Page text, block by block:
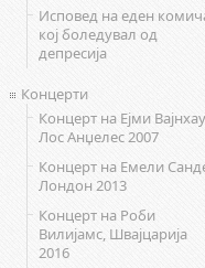
Исповед на еден
кој боледувал од
депресија
Концерти
Концерт на Ејми
Лос Анџелес 2007
Концерт на Емели
Лондон 2013
Концерт на Роби
Вилијамс, Швајцарија
2016